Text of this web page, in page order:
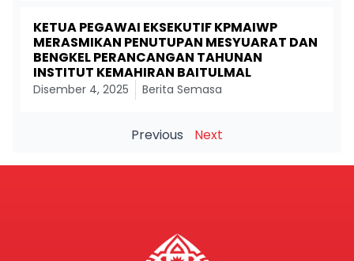
KETUA PEGAWAI EKSEKUTIF KPMAIWP
MERASMIKAN PENUTUPAN MESYUARAT DAN
BENGKEL PERANCANGAN TAHUNAN
INSTITUT KEMAHIRAN BAITULMAL
Disember 4, 2025 Berita Semasa
Previous Next